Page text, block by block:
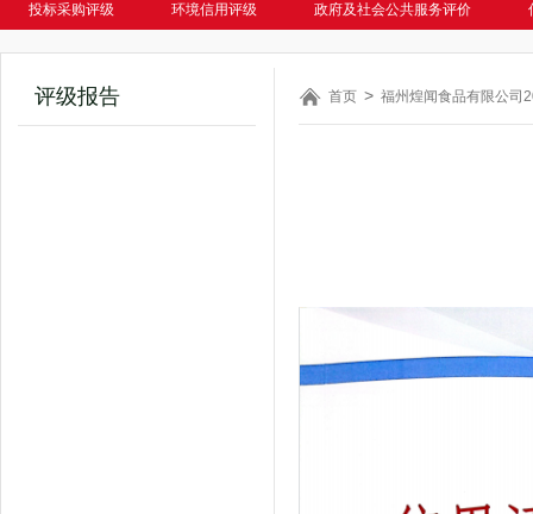
投标采购评级 环境信用评级 政府及社会公共服务评价
评级报告 首页 福州煌闻食品有限公司